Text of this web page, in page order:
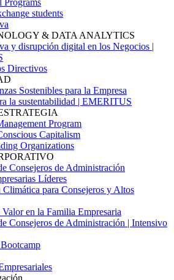
Programs
students
& DATA ANALYTICS
y disrupción digital en los Negocios |
Directivos
Sostenibles para la Empresa
la sustentabilidad | EMERITUS
Program
Capitalism
Organizations
Consejeros de Administración
Líderes
Climática para Consejeros y Altos
en la Familia Empresaria
Consejeros de Administración | Intensivo